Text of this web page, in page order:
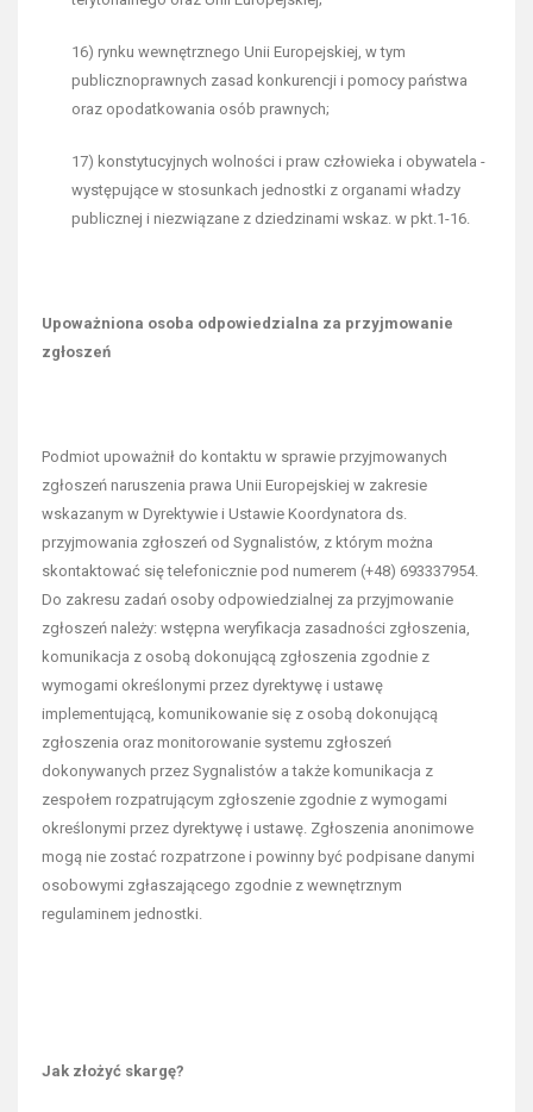
16) rynku wewnętrznego Unii Europejskiej, w tym
publicznoprawnych zasad konkurencji i pomocy państwa
oraz opodatkowania osób prawnych;
17) konstytucyjnych wolności i praw człowieka i obywatela -
występujące w stosunkach jednostki z organami władzy
publicznej i niezwiązane z dziedzinami wskaz. w pkt.1-16.
Upoważniona osoba odpowiedzialna za przyjmowanie
zgłoszeń
Podmiot upoważnił do kontaktu w sprawie przyjmowanych
zgłoszeń naruszenia prawa Unii Europejskiej w zakresie
wskazanym w Dyrektywie i Ustawie Koordynatora ds.
przyjmowania zgłoszeń od Sygnalistów, z którym można
skontaktować się telefonicznie pod numerem (+48) 693337954.
Do zakresu zadań osoby odpowiedzialnej za przyjmowanie
zgłoszeń należy: wstępna weryfikacja zasadności zgłoszenia,
komunikacja z osobą dokonującą zgłoszenia zgodnie z
wymogami określonymi przez dyrektywę i ustawę
implementującą, komunikowanie się z osobą dokonującą
zgłoszenia oraz monitorowanie systemu zgłoszeń
dokonywanych przez Sygnalistów a także komunikacja z
zespołem rozpatrującym zgłoszenie zgodnie z wymogami
określonymi przez dyrektywę i ustawę. Zgłoszenia anonimowe
mogą nie zostać rozpatrzone i powinny być podpisane danymi
osobowymi zgłaszającego zgodnie z wewnętrznym
regulaminem jednostki.
Jak złożyć skargę?